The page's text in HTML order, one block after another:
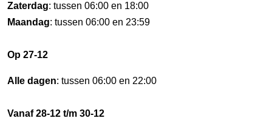
Zaterdag: tussen 06:00 en 18:00
Maandag: tussen 06:00 en 23:59
Op 27-12
Alle dagen: tussen 06:00 en 22:00
Vanaf 28-12 t/m 30-12